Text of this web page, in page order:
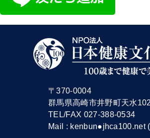
〒370-0004
群馬県高崎市井野町天水
TEL/FAX 027-388-0534
Mail :